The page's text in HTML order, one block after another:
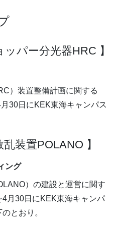
ッパー分光器HRC 】
）装置整備計画に関する
30日にKEK東海キャンパス
装置POLANO 】
ング
）の建設と運営に関す
月30日にKEK東海キャンパ
とおり。